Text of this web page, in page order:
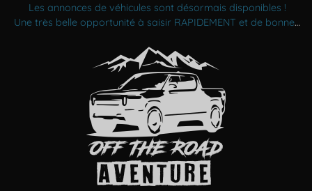
Les annonces de véhicules sont désormais disponibles !
Une très belle opportunité à saisir RAPIDEMENT et de bonnes nouvelles